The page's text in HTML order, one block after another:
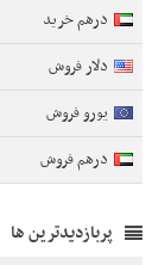
درهم خرید
دلار فروش
یورو فروش
درهم فروش
پربازدیدترین ها